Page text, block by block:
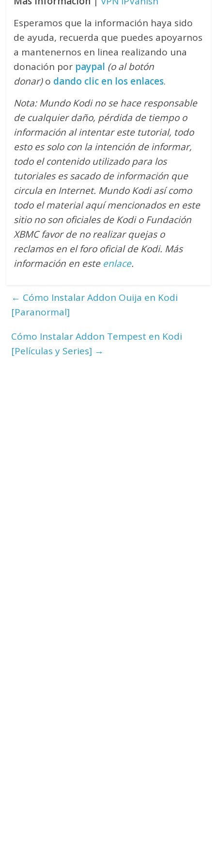
Esperamos que la información haya sido
de ayuda, recuerda que puedes apoyarnos
a mantenernos en linea realizando una
donación por paypal (o al botón
donar)o dando clic en los enlaces.
Nota: Mundo Kodi no se hace responsable
de cualquier daño, pérdida de tiempo o
información al intentar este tutorial, todo
esto es solo con la intención de informar,
todo el contenido utilizado para los
tutoriales es sacado de información que
circula en Internet. Mundo Kodi así como
todo el material aquí mencionados en este
sitio no son oficiales de Kodi o Fundación
XBMC favor de no realizar quejas o
reclamos en el foro oficial de Kodi. Más
información en este enlace.
← Cómo Instalar Addon Ouija en Kodi
[Paranormal]
Cómo Instalar Addon Tempest en Kodi
[Películas y Series] →